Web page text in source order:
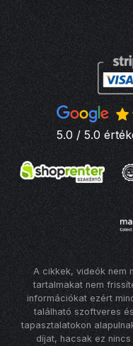
5.0 / 5.0
A cikkek, videók nem
tartalmakat nem
információkat ezért
található szoftveres
tapasztalatokon
díjat, hacsak ez